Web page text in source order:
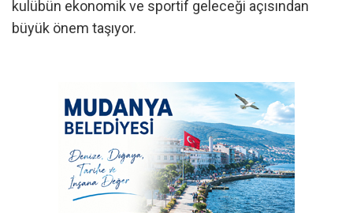
kulübün ekonomik ve sportif geleceği açısından
büyük önem taşıyor.